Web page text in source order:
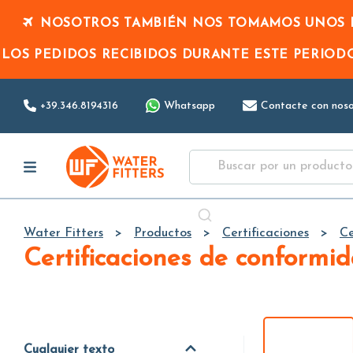
NOSOTROS TAMBIÉN NOS TOMAMOS UNOS
LOS PEDIDOS RECIBIDOS DURANTE ESTE
+39.346.8194316 Whatsapp Contacte con
Water Fitters Productos Certificaciones
Certificaciones de
Cualquier texto